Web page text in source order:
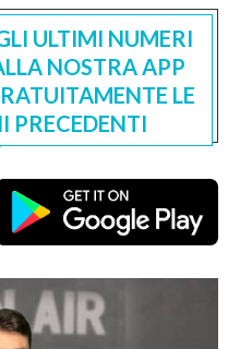
ULTIMI NUMERI
NOSTRA APP
LE
PRECEDENTI